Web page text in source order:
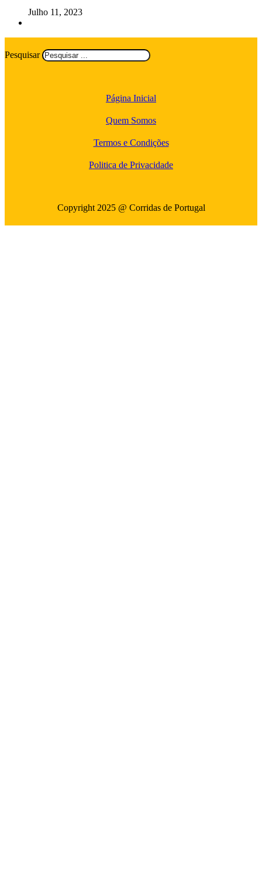
Julho 11, 2023
Pesquisar
Página Inicial
Quem Somos
Termos e Condições
Politica de Privacidade
Copyright 2025 @ Corridas de Portugal